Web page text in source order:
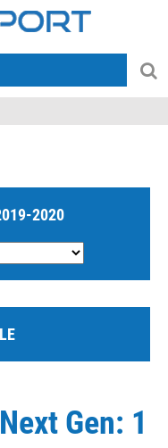
2020
Gen: 1